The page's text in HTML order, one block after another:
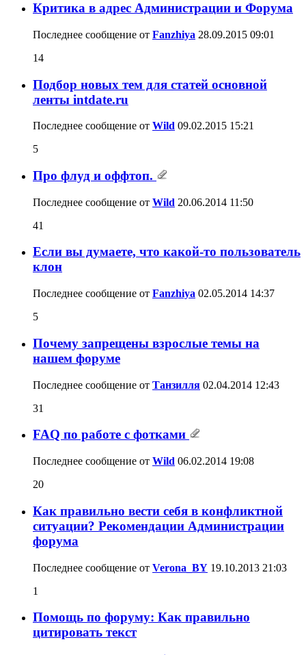
Критика в адрес Администрации и Форума
Последнее сообщение от Fanzhiya 28.09.2015 09:01
14
Подбор новых тем для статей основной
ленты intdate.ru
Последнее сообщение от Wild 09.02.2015 15:21
5
Про флуд и оффтоп.
Последнее сообщение от Wild 20.06.2014 11:50
41
Если вы думаете, что какой-то пользователь
клон
Последнее сообщение от Fanzhiya 02.05.2014 14:37
5
Почему запрещены взрослые темы на
нашем форуме
Последнее сообщение от Танзилля 02.04.2014 12:43
31
FAQ по работе с фотками
Последнее сообщение от Wild 06.02.2014 19:08
20
Как правильно вести себя в конфликтной
ситуации? Рекомендации Администрации
форума
Последнее сообщение от Verona_BY 19.10.2013 21:03
1
Помощь по форуму: Как правильно
цитировать текст